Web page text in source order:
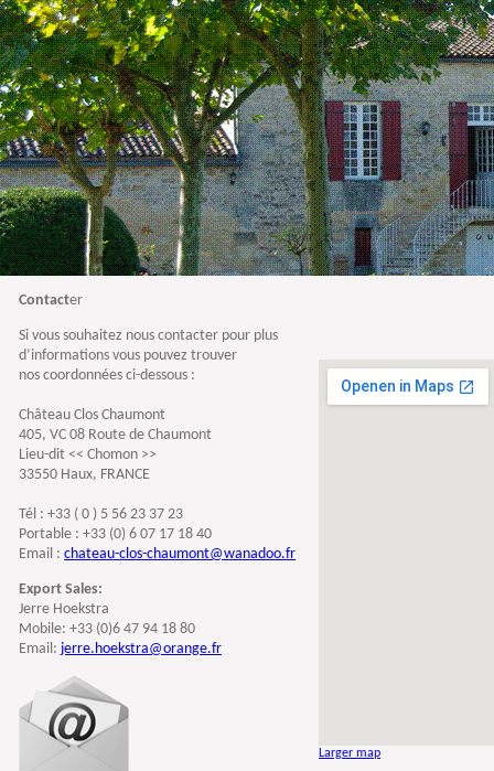
Contacter
Si vous souhaitez nous contacter pour plus
d’informations vous pouvez trouver
nos coordonnées ci-dessous :
Château Clos Chaumont
405, VC 08 Route de Chaumont
Lieu-dit << Chomon >>
33550 Haux, FRANCE
Tél : +33 ( 0 ) 5 56 23 37 23
Portable : +33 (0) 6 07 17 18 40
Email : chateau-clos-chaumont@wanadoo.fr
Export Sales:
Jerre Hoekstra
Mobile: +33 (0)6 47 94 18 80
Email: jerre.hoekstra@orange.fr
Larger map